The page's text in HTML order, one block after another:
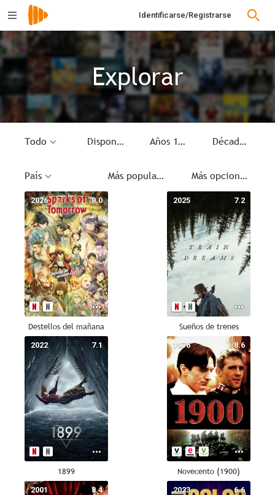
Identificarse/Registrarse
Explorar
Todo Disponible Años 1900 (circa) Década
País Más populares Más opciones
8.0
2026
Destellos del mañana
7.2
2025
Sueños de trenes
7.1
2022
1899
8.6
1976
Novecento (1900)
8.4
2001 6.6
2023